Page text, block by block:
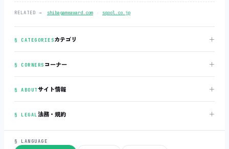
RELATED → shibagameaward.com ‧ sqool.co.jp
§ CATEGORIESカテゴリ ＋
§ CORNERS コーナー ＋
§ ABOUTサイト情報 ＋
§ LEGAL法務・規約 ＋
§ LANGUAGE